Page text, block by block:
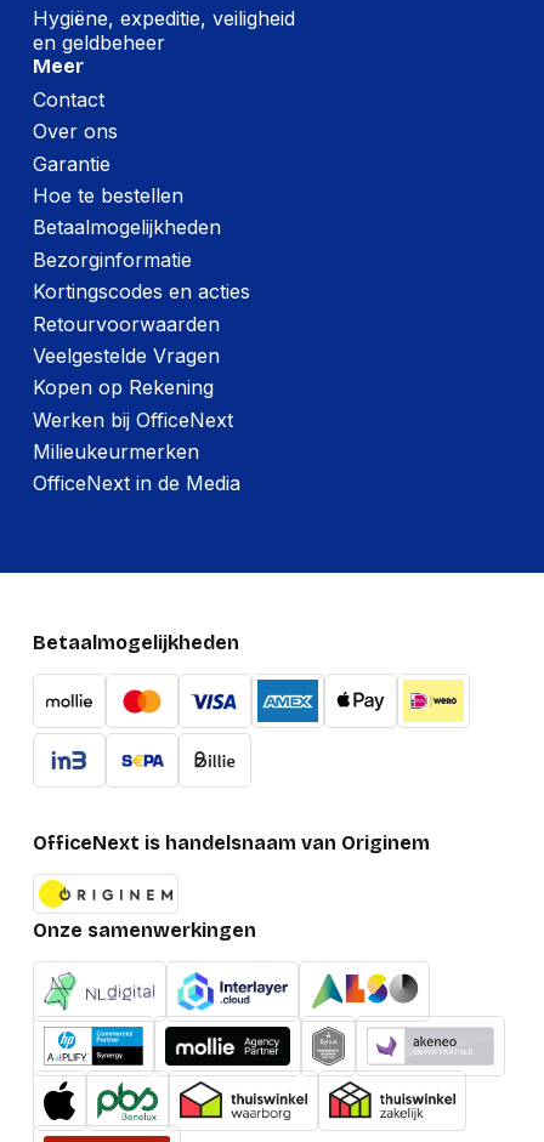
Hygiëne, expeditie, veiligheid
en geldbeheer
Meer
Contact
Over ons
Garantie
Hoe te bestellen
Betaalmogelijkheden
Bezorginformatie
Kortingscodes en acties
Retourvoorwaarden
Veelgestelde Vragen
Kopen op Rekening
Werken bij OfficeNext
Milieukeurmerken
OfficeNext in de Media
Betaalmogelijkheden
OfficeNext is handelsnaam van Originem
Onze samenwerkingen